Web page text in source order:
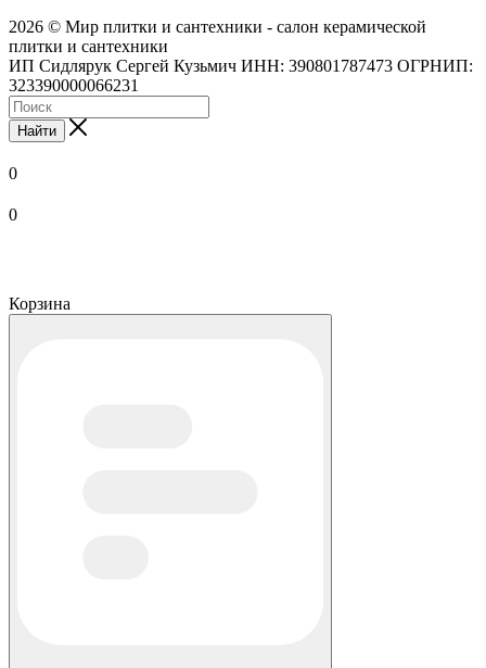
2026 © Мир плитки и сантехники - салон керамической
плитки и сантехники
ИП Сидлярук Сергей Кузьмич ИНН: 390801787473 ОГРНИП:
323390000066231
Найти
0
0
Корзина